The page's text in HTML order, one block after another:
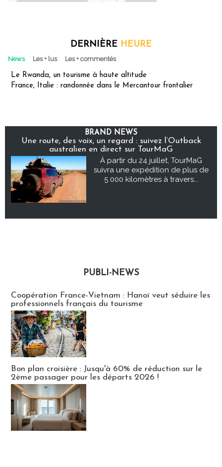
DERNIÈRE HEURE
News Les + lus Les + commentés
Le Rwanda, un tourisme à haute altitude
France, Italie : randonnée dans le Mercantour frontalier
BRAND NEWS
Une route, des voix, un regard : suivez l’Outback
australien en direct sur TourMaG
À partir du 24 juillet, TourMaG
suivra une expédition de plus de
5 000 kilomètres à travers...
PUBLI-NEWS
Coopération France-Vietnam : Hanoï veut séduire les
professionnels français du tourisme
Bon plan croisière : Jusqu'à 60% de réduction sur le
2ème passager pour les départs 2026 !